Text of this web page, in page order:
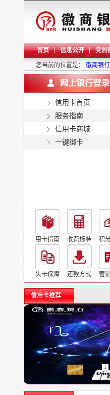
首页 信息公开 党的
您当前的位置是： 徽商银
信用卡首页
服务指南
信用卡商城
一键绑卡
用卡指南 收费标准 积
失卡保障 还款方式 营
信用卡推荐
1